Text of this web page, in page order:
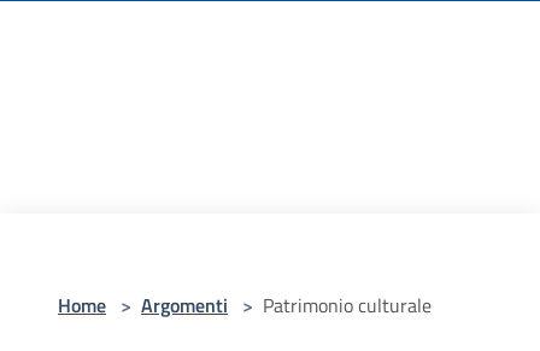
Home > Argomenti > Patrimonio culturale